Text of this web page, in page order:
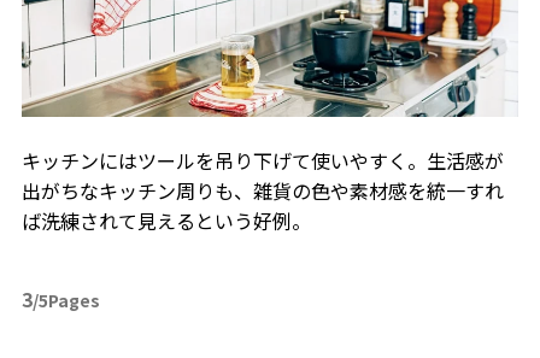
キッチンにはツールを吊り下げて使いやすく。生活感が
出がちなキッチン周りも、雑貨の色や素材感を統一すれ
ば洗練されて見えるという好例。
3/5Pages